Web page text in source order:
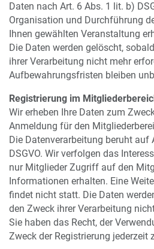
Daten nach Art. 6 Abs. 1 lit. b)
Organisation und Durchführung
Ihnen gewählten Veranstaltung
Die Daten werden gelöscht,
ihrer Verarbeitung nicht mehr
Aufbewahrungsfristen bleiben
Registrierung im
Wir erheben Ihre Daten zum
Anmeldung für den
Die Datenverarbeitung beruht auf
DSGVO. Wir verfolgen das
nur Mitglieder Zugriff auf den
Informationen erhalten. Eine
findet nicht statt. Die Daten
den Zweck ihrer Verarbeitung
Sie haben das Recht, der
Zweck der Registrierung jederzeit